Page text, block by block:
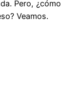
Pero, ¿cómo
Veamos.